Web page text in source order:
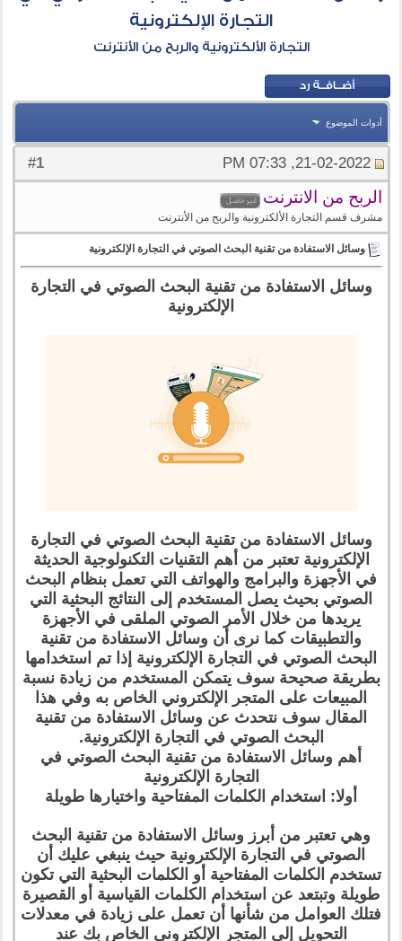
التجارة الإلكترونية
التجارة الألكترونية والربح من الأنترنت
أدوات الموضوع
#
1 21-02-2022, 07:33 PM
الربح من الانترنت
مشرف قسم التجارة الألكترونية والربح من الأنترنت
وسائل الاستفادة من تقنية البحث الصوتي في التجارة الإلكترونية
وسائل الاستفادة من تقنية البحث الصوتي في التجارة
الإلكترونية
وسائل الاستفادة من تقنية البحث الصوتي في التجارة
الإلكترونية تعتبر من أهم التقنيات التكنولوجية الحديثة
في الأجهزة والبرامج والهواتف التي تعمل بنظام البحث
الصوتي بحيث يصل المستخدم إلى النتائج البحثية التي
يريدها من خلال الأمر الصوتي الملقى في الأجهزة
والتطبيقات كما نرى أن وسائل الاستفادة من تقنية
البحث الصوتي في التجارة الإلكترونية إذا تم استخدامها
بطريقة صحيحة سوف يتمكن المستخدم من زيادة نسبة
المبيعات على المتجر الإلكتروني الخاص به وفي هذا
المقال سوف نتحدث عن وسائل الاستفادة من تقنية
البحث الصوتي في التجارة الإلكترونية.
أهم وسائل الاستفادة من تقنية البحث الصوتي في
التجارة الإلكترونية
أولا: استخدام الكلمات المفتاحية واختيارها طويلة
وهي تعتبر من أبرز وسائل الاستفادة من تقنية البحث
الصوتي في التجارة الإلكترونية حيث ينبغي عليك أن
تستخدم الكلمات المفتاحية أو الكلمات البحثية التي تكون
طويلة وتبتعد عن استخدام الكلمات القياسية أو القصيرة
فتلك العوامل من شأنها أن تعمل على زيادة في معدلات
التحويل إلى المتجر الإلكتروني الخاص بك عند